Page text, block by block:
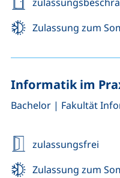
Zulassung zum
Informatik im
Bachelor, | Fakultät
zulassungsfrei
Zulassung zum